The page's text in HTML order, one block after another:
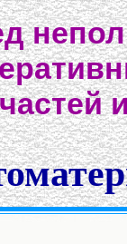
частей